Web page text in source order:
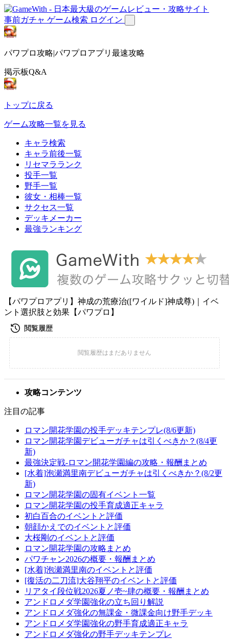
事前ガチャ ゲーム検索 ログイン
パワプロ攻略|パワプロアプリ最速攻略
掲示板Q&A
トップに戻る
ゲーム攻略一覧を見る
キャラ検索
キャラ前後一覧
リセマラランク
投手一覧
野手一覧
彼女・相棒一覧
サクセス一覧
デッキメーカー
最強ランキング
【パワプロアプリ】神成の荒療治([ワイルド]神成尊)｜イベ
ント選択肢と効果【パワプロ】
攻略コンテンツ
注目の記事
ロマン開花学園の投手デッキテンプレ(8/6更新)
ロマン開花学園デビューガチャは引くべきか？(8/4更
新)
最強決定戦-ロマン開花学園編の攻略・報酬まとめ
[水着]泡瀬満里南デビューガチャは引くべきか？(8/2更
新)
ロマン開花学園の固有イベント一覧
ロマン開花学園の投手育成適正キャラ
初白百合のイベントと評価
朝顔かえでのイベントと評価
大桜剛のイベントと評価
ロマン開花学園の攻略まとめ
パワチャン2026の概要・報酬まとめ
[水着]泡瀬満里南のイベントと評価
[復活の二刀流]大谷翔平のイベントと評価
リアタイ段位戦2026夏ノ壱~肆の概要・報酬まとめ
アンドロメダ学園強化の立ち回り解説
アンドロメダ強化の無課金・微課金向け野手デッキ
アンドロメダ学園強化の野手育成適正キャラ
アンドロメダ強化の野手デッキテンプレ